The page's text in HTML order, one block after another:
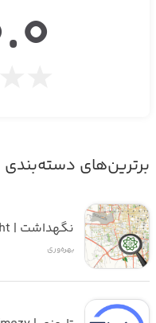
own and your team’s
where work can be fun!
برترین‌های دسته‌بندی
نگهداشت | Negahdasht
بهره‌وری